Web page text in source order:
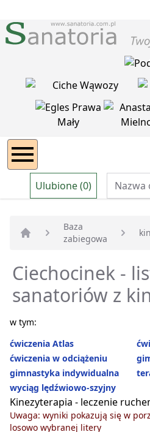
Ulubione (0)
Strona główna
Baza
zabiegowa
Ciechocinek -
sanatoriów z
w tym:
ćwiczenia Atlas
ćwiczenia w odciążeniu
gimnastyka indywidualna
wyciąg lędźwiowo-szyjny
Kinezyterapia - leczenie
Uwaga: wyniki pokazują się w
losowo wybranej litery